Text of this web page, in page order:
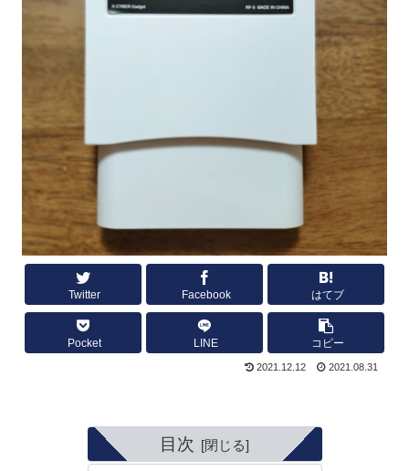
Twitter Facebook はてブ
Pocket LINE コピー
2021.12.12 2021.08.31
目次